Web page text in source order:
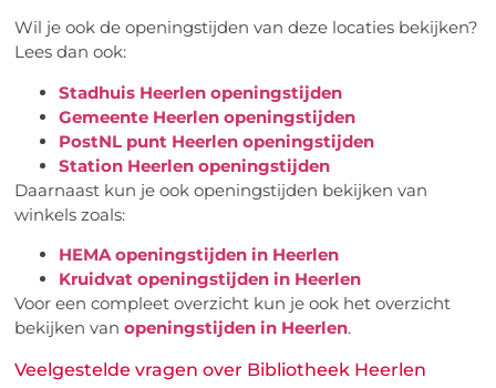
Wil je ook de openingstijden van deze locaties bekijken?
Lees dan ook:
Stadhuis Heerlen openingstijden
Gemeente Heerlen openingstijden
PostNL punt Heerlen openingstijden
Station Heerlen openingstijden
Daarnaast kun je ook openingstijden bekijken van
winkels zoals:
HEMA openingstijden in Heerlen
Kruidvat openingstijden in Heerlen
Voor een compleet overzicht kun je ook het overzicht
bekijken vanopeningstijden in Heerlen.
Veelgestelde vragen over Bibliotheek Heerlen